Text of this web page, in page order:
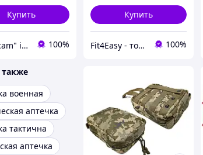
Купить
"Multicam" інтернет магазин 100%
Купить
Fit4Easy - товари для фітнесу та спорту 100%
военная
аптечка
тактична
аптечка